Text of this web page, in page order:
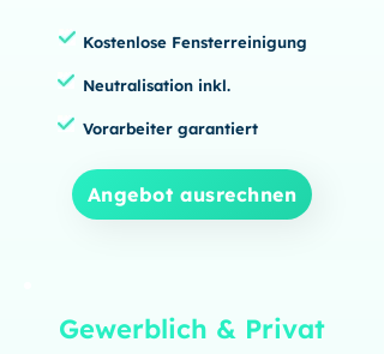
Kostenlose Fensterreinigung
Neutralisation inkl.
Vorarbeiter garantiert
Angebot ausrechnen
Gewerblich & Privat